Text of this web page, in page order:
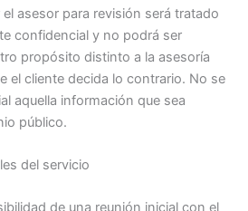
asesor para revisión será tratado
confidencial y no podrá ser
propósito distinto a la asesoría
el cliente decida lo contrario. No se
aquella información que sea
público.
del servicio
de una reunión inicial con el